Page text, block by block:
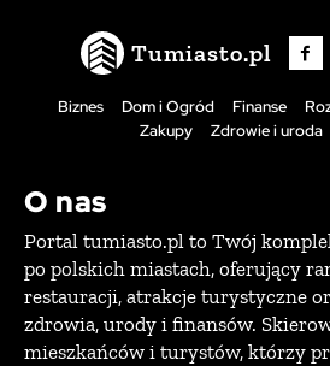
Tumiasto.pl
Biznes Dom i Ogród Finanse
Zakupy
Zdrowie i uroda
O nas
Portal tumiasto.pl to Twój
po polskich miastach, oferujący
restauracji, atrakcje turystyczne
zdrowia, urody i finansów.
mieszkańców i turystów, którzy